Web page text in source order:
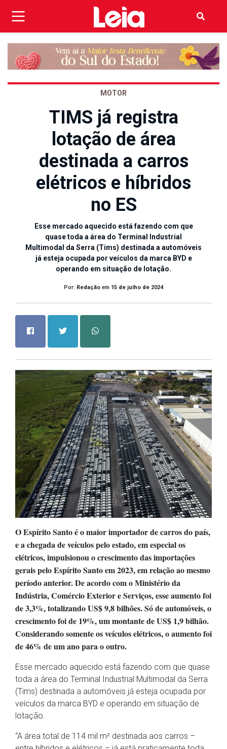
MOTOR
TIMS já registra
lotação de área
destinada a carros
elétricos e híbridos
no ES
Esse mercado aquecido está fazendo com que
quase toda a área do Terminal Industrial
Multimodal da Serra (Tims) destinada a automóveis
já esteja ocupada por veículos da marca BYD e
operando em situação de lotação.
Por: Redação em 15 de julho de 2024
O Espírito Santo é o maior importador de carros do país,
e a chegada de veículos pelo estado, em especial os
elétricos, impulsionou o crescimento das importações
gerais pelo Espírito Santo em 2023, em relação ao mesmo
período anterior. De acordo com o Ministério da
Indústria, Comércio Exterior e Serviços, esse aumento foi
de 3,3%, totalizando US$ 9,8 bilhões. Só de automóveis, o
crescimento foi de 19%, um montante de US$ 1,9 bilhão.
Considerando somente os veículos elétricos, o aumento foi
de 46% de um ano para o outro.
Esse mercado aquecido está fazendo com que quase
toda a área do Terminal Industrial Multimodal da Serra
(Tims) destinada a automóveis já esteja ocupada por
veículos da marca BYD e operando em situação de
lotação.
“A área total de 114 mil m² destinada aos carros –